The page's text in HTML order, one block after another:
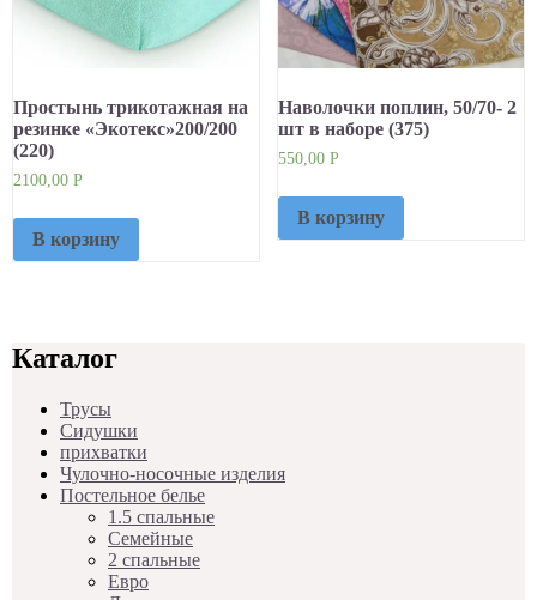
Простынь трикотажная на
резинке «Экотекс»200/200
(220)
2100,00 Р
В корзину
Наволочки поплин, 50/70- 2
шт в наборе (375)
550,00 Р
В корзину
Каталог
Трусы
Сидушки
прихватки
Чулочно-носочные изделия
Постельное белье
1.5 спальные
Семейные
2 спальные
Евро